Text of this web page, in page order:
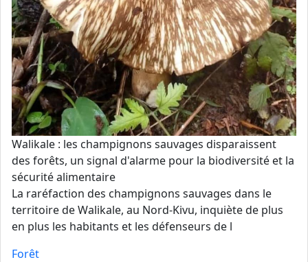
Walikale : les champignons sauvages disparaissent
des forêts, un signal d'alarme pour la biodiversité et la
sécurité alimentaire
La raréfaction des champignons sauvages dans le
territoire de Walikale, au Nord-Kivu, inquiète de plus
en plus les habitants et les défenseurs de l
Forêt